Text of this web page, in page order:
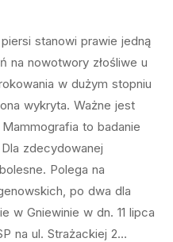
stanowi prawie jedną
na nowotwory złośliwe u
w dużym stopniu
wykryta. Ważne jest
to badanie
zdecydowanej
Polega na
po dwa dla
w Gniewinie w dn. 11 lipca
na ul. Strażackiej 2…